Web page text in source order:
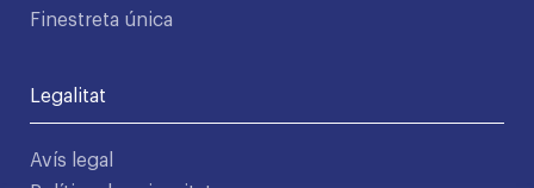
Finestreta única
Legalitat
Avís legal